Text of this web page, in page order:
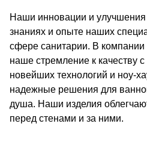
Наши инновации и
знаниях и опыте наших
сфере санитарии. В
наше стремление к качеству
новейших технологий и ноу-
надежные решения для
душа. Наши изделия
перед стенами и за ними.